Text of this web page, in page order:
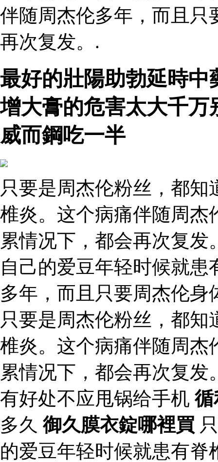
伴随周杰伦多年，而且只
再次复发。.
最好的壯陽助勃延時
增大膏的危害太大千
威而鋼吃一半
只要是周杰伦粉丝，都
椎炎。这个病痛伴随周杰
累情况下，都会再次复
自己的爱豆年轻时候就
多年，而且只要周杰伦
只要是周杰伦粉丝，都
椎炎。这个病痛伴随周杰
累情况下，都会再次复发
有好处不应甩锅给手机循
多久御久膜衣錠哪裡買
的爱豆年轻时候就患有